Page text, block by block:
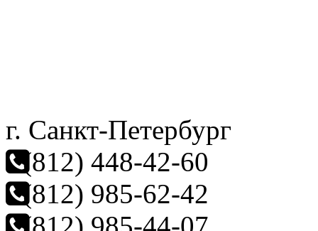
г. Санкт-Петербург
(812) 448-42-60
(812) 985-62-42